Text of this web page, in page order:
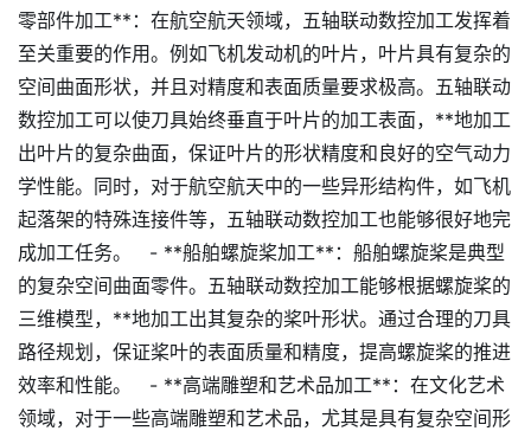
零部件加工**：在航空航天领域，五轴联动数控加工发挥着
至关重要的作用。例如飞机发动机的叶片，叶片具有复杂的
空间曲面形状，并且对精度和表面质量要求极高。五轴联动
数控加工可以使刀具始终垂直于叶片的加工表面，**地加工
出叶片的复杂曲面，保证叶片的形状精度和良好的空气动力
学性能。同时，对于航空航天中的一些异形结构件，如飞机
起落架的特殊连接件等，五轴联动数控加工也能够很好地完
成加工任务。 - **船舶螺旋桨加工**：船舶螺旋桨是典型
的复杂空间曲面零件。五轴联动数控加工能够根据螺旋桨的
三维模型，**地加工出其复杂的桨叶形状。通过合理的刀具
路径规划，保证桨叶的表面质量和精度，提高螺旋桨的推进
效率和性能。 - **高端雕塑和艺术品加工**：在文化艺术
领域，对于一些高端雕塑和艺术品，尤其是具有复杂空间形